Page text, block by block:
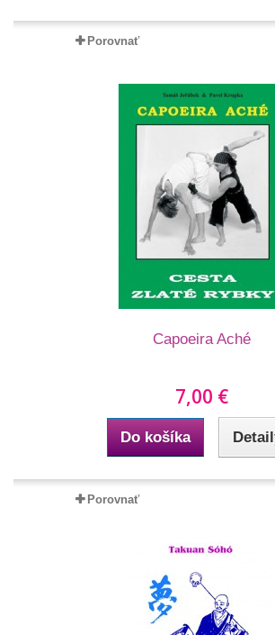
Porovnať
Capoeira Aché
7,00 €
Do košíka
Porovnať